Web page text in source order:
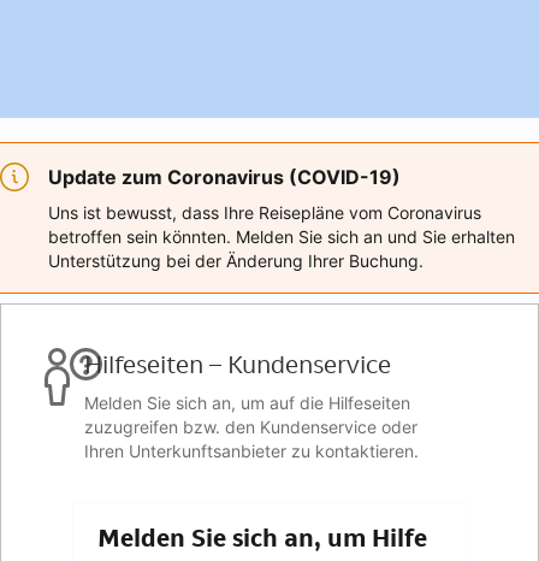
Update zum Coronavirus (COVID-19)
Uns ist bewusst, dass Ihre Reisepläne vom Coronavirus
betroffen sein könnten. Melden Sie sich an und Sie erhalten
Unterstützung bei der Änderung Ihrer Buchung.
Hilfeseiten – Kundenservice
Melden Sie sich an, um auf die Hilfeseiten
zuzugreifen bzw. den Kundenservice oder
Ihren Unterkunftsanbieter zu kontaktieren.
Melden Sie sich an, um Hilfe